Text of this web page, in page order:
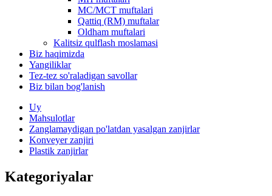
MC/MCT muftalari
Qattiq (RM) muftalar
Oldham muftalari
Kalitsiz qulflash moslamasi
Biz haqimizda
Yangiliklar
Tez-tez so'raladigan savollar
Biz bilan bog'lanish
Uy
Mahsulotlar
Zanglamaydigan po'latdan yasalgan zanjirlar
Konveyer zanjiri
Plastik zanjirlar
Kategoriyalar